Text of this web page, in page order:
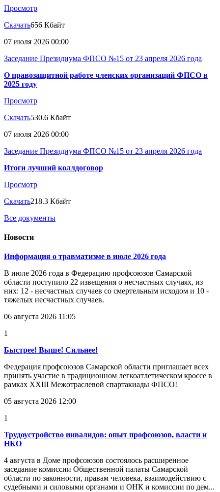
Просмотр
Скачать656 Кбайт
07 июля 2026 00:00
Заседание Президиума ФПСО №15 от 23 апреля 2026 года
О правозащитной работе членских организаций ФПСО в
2025 году
Просмотр
Скачать530.6 Кбайт
07 июля 2026 00:00
Заседание Президиума ФПСО №15 от 23 апреля 2026 года
Итоги лучший коллдоговор
Просмотр
Скачать218.3 Кбайт
Все документы
Новости
Информация о травматизме в июле 2026 года
В июле 2026 года в Федерацию профсоюзов Самарской
области поступило 22 извещения о несчастных случаях, из
них: 12 - несчастных случаев со смертельным исходом и 10 -
тяжелых несчастных случаев.
06 августа 2026 11:05
1
Быстрее! Выше! Сильнее!
Федерация профсоюзов Самарской области приглашает всех
принять участие в традиционном легкоатлетическом кроссе в
рамках XXIII Межотраслевой спартакиады ФПСО!
05 августа 2026 12:00
1
Трудоустройство инвалидов: опыт профсоюзов, власти и
НКО
4 августа в Доме профсоюзов состоялось расширенное
заседание комиссии Общественной палаты Самарской
области по законности, правам человека, взаимодействию с
судебными и силовыми органами и ОНК и комиссии по дем...